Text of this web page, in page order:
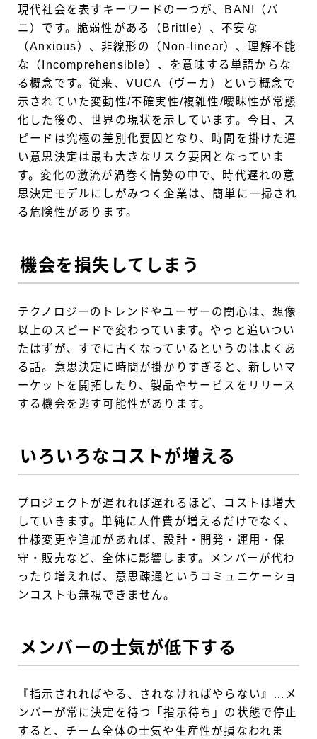
現代社会を表すキーワードの一つが、BANI（バ
ニ）です。脆弱性がある（Brittle）、不安な
（Anxious）、非線形の（Non-linear）、理解不能
な（Incomprehensible）、を意味する単語からな
る概念です。従来、VUCA（ヴーカ）という概念で
示されていた変動性/不確実性/複雑性/曖昧性が常態
化した後の、世界の現状を示しています。今日、ス
ピードは究極の差別化要因となり、時間を掛けた遅
い意思決定は最も大きなリスク要因となっていま
す。変化の激流が渦巻く情勢の中で、時代遅れの意
思決定モデルにしがみつく企業は、簡単に一掃され
る危険性があります。
機会を損失してしまう
テクノロジーのトレンドやユーザーの関心は、想像
以上のスピードで変わっています。やっと追いつい
たはずが、すでに古くなっているというのはよくあ
る話。意思決定に時間が掛かりすぎると、新しいマ
ーケットを開拓したり、製品やサービスをリリース
する機会を逃す可能性があります。
いろいろなコストが増える
プロジェクトが遅れれば遅れるほど、コストは増大
していきます。単純に人件費が増えるだけでなく、
仕様変更や追加があれば、設計・開発・運用・保
守・販売など、全体に影響します。メンバーが代わ
ったり増えれば、意思疎通というコミュニケーショ
ンコストも無視できません。
メンバーの士気が低下する
『指示されればやる、されなければやらない』…メ
ンバーが常に決定を待つ「指示待ち」の状態で停止
すると、チーム全体の士気や生産性が損なわれま